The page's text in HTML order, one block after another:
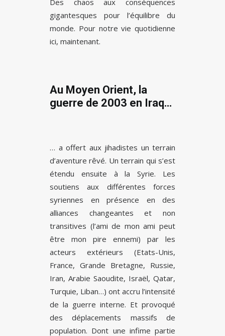
Des chaos aux conséquences
gigantesques pour l’équilibre du
monde. Pour notre vie quotidienne
ici, maintenant.
Au Moyen Orient, la
guerre de 2003 en Iraq…
… a offert aux jihadistes un terrain
d’aventure rêvé. Un terrain qui s’est
étendu ensuite à la Syrie. Les
soutiens aux différentes forces
syriennes en présence en des
alliances changeantes et non
transitives (l’ami de mon ami peut
être mon pire ennemi) par les
acteurs extérieurs (Etats-Unis,
France, Grande Bretagne, Russie,
Iran, Arabie Saoudite, Israël, Qatar,
Turquie, Liban…) ont accru l’intensité
de la guerre interne. Et provoqué
des déplacements massifs de
population. Dont une infime partie